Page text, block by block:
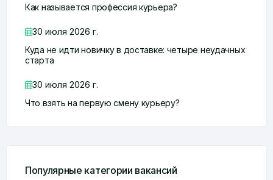
Как называется профессия курьера?
30 июля 2026 г.
Куда не идти новичку в доставке: четыре неудачных
старта
30 июля 2026 г.
Что взять на первую смену курьеру?
Популярные категории вакансий